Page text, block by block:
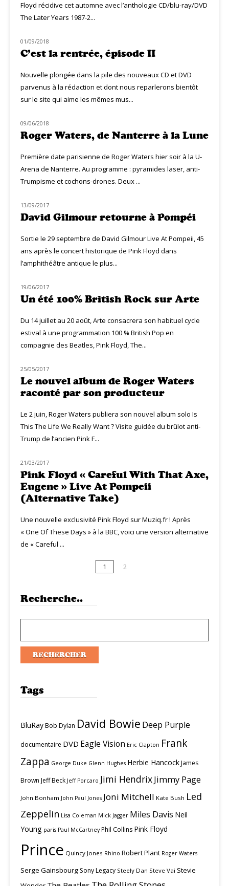
Floyd récidive cet automne avec l’anthologie CD/blu-ray/DVD
The Later Years 1987-2...
MUZIQ NEWS
01/09/2018
C’est la rentrée, épisode II
Nouvelle plongée dans la pile des nouveaux CD et DVD
parvenus à la rédaction et dont nous reparlerons bientôt
sur le site qui aime les mêmes mus...
LIVE MUZIQ
09/06/2018
Roger Waters, de Nanterre à la Lune
Première date parisienne de Roger Waters hier soir à la U-
Arena de Nanterre. Au programme : pyramides laser, anti-
Trumpisme et cochons-drones. Deux ...
NOUVEAUTÉS
13/09/2017
David Gilmour retourne à Pompéi
Sortie le 29 septembre de David Gilmour Live At Pompeii, 45
ans après le concert historique de Pink Floyd dans
l’amphithéâtre antique le plus...
MUZIQ NEWS
19/06/2017
Un été 100% British Rock sur Arte
Du 14 juillet au 20 août, Arte consacrera son habituel cycle
estival à une programmation 100 % British Pop en
compagnie des Beatles, Pink Floyd, The...
NOUVEAUTÉS
25/05/2017
Le nouvel album de Roger Waters
raconté par son producteur
Le 2 juin, Roger Waters publiera son nouvel album solo Is
This The Life We Really Want ? Visite guidée du brûlot anti-
Trump de l’ancien Pink F...
MUZIQ NEWS
21/03/2017
Pink Floyd « Careful With That Axe,
Eugene » Live At Pompeii
(Alternative Take)
Une nouvelle exclusivité Pink Floyd sur Muziq.fr ! Après
« One Of These Days » à la BBC, voici une version alternative
de « Careful ...
1 2
Recherche..
Tags
BluRayBob Dylan David Bowie Deep Purple
documentaire DVD Eagle Vision Eric Clapton Frank
Zappa George Duke Glenn Hughes Herbie HancockJames
Brown Jeff Beck Jeff Porcaro Jimi HendrixJimmy Page
John Bonham John Paul Jones Joni Mitchell Kate Bush Led
Zeppelin Lisa Coleman Mick Jagger Miles Davis Neil
Young paris Paul McCartney Phil Collins Pink Floyd
Prince Quincy Jones Rhino Robert Plant Roger Waters
Serge Gainsbourg Sony Legacy Steely Dan Steve Vai Stevie